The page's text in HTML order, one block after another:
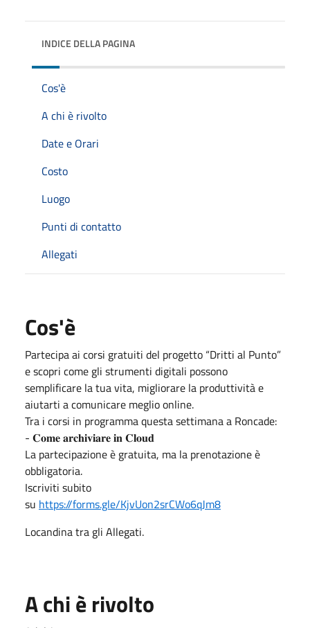
INDICE DELLA PAGINA
Cos'è
A chi è rivolto
Date e Orari
Costo
Luogo
Punti di contatto
Allegati
Cos'è
Partecipa ai corsi gratuiti del progetto “Dritti al Punto”
e scopri come gli strumenti digitali possono
semplificare la tua vita, migliorare la produttività e
aiutarti a comunicare meglio online.
Tra i corsi in programma questa settimana a Roncade:
- 𝐂𝐨𝐦𝐞 𝐚𝐫𝐜𝐡𝐢𝐯𝐢𝐚𝐫𝐞 𝐢𝐧 𝐂𝐥𝐨𝐮𝐝
La partecipazione è gratuita, ma la prenotazione è
obbligatoria.
Iscriviti subito
su https://forms.gle/KjvUon2srCWo6qJm8
Locandina tra gli Allegati.
A chi è rivolto